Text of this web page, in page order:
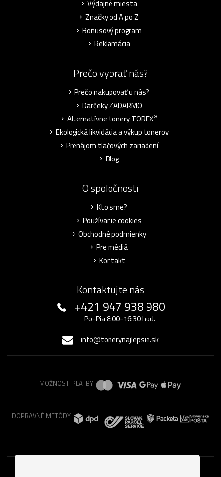
Výdajné miesta
Značky od A po Z
Bonusový program
Reklamácia
Prečo vybrať nás?
Prečo nakupovať u nás?
Darčeky ZADARMO
Alternatívne tonery TOREX®
Ekologická likvidácia a výkup tonerov
Prenájom tlačových zariadení
Blog
O spoločnosti
Kto sme?
Používanie cookies
Obchodné podmienky
Pre médiá
Kontakt
Kontaktujte nás
+421 947 938 980
Po-Pia 8:00-16:30 hod.
info@tonerynajlepsie.sk
MOŽNOSTI PLATBY
DOPRAVNÉ METÓDY